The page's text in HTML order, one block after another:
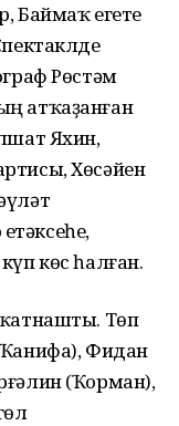
Баймаҡ егете
Рөстәм
атҡаҙанған
Яхин,
Хөсәйен
көс һалған.
Төп
Фидан
(Ҡорман),